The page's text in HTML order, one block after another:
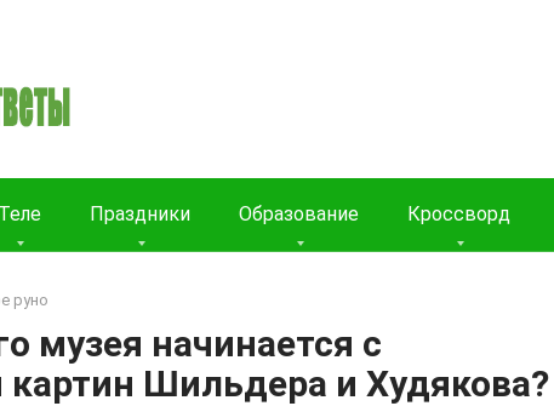
Теле Праздники Образование Кроссворд
руно
музея начинается с
картин Шильдера и Худякова?